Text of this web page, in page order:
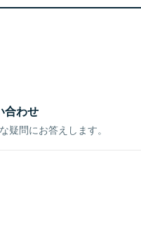
合わせ
疑問にお答えします。